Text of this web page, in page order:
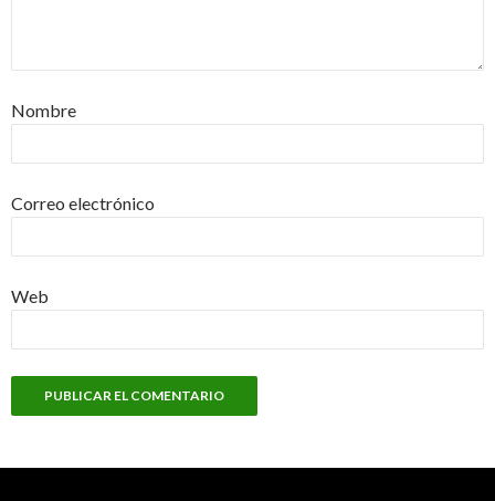
Nombre
Correo electrónico
Web